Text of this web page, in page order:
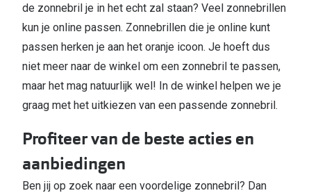
de zonnebril je in het echt zal staan? Veel zonnebrillen
kun je online passen. Zonnebrillen die je online kunt
passen herken je aan het oranje icoon. Je hoeft dus
niet meer naar de winkel om een zonnebril te passen,
maar het mag natuurlijk wel! In de winkel helpen we je
graag met het uitkiezen van een passende zonnebril.
Profiteer van de beste acties en
aanbiedingen
Ben jij op zoek naar een voordelige zonnebril? Dan